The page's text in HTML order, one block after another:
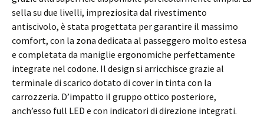
sella su due livelli, impreziosita dal rivestimento
antiscivolo, è stata progettata per garantire il massimo
comfort, con la zona dedicata al passeggero molto estesa
e completata da maniglie ergonomiche perfettamente
integrate nel codone. Il design si arricchisce grazie al
terminale di scarico dotato di cover in tinta con la
carrozzeria. D’impatto il gruppo ottico posteriore,
anch’esso full LED e con indicatori di direzione integrati.